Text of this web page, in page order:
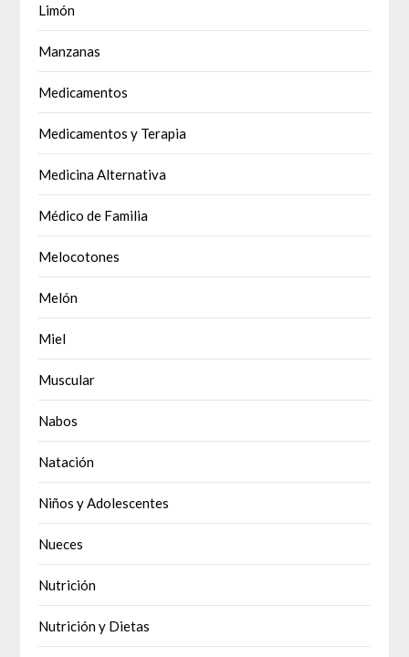
Limón
Manzanas
Medicamentos
Medicamentos y Terapia
Medicina Alternativa
Médico de Familia
Melocotones
Melón
Miel
Muscular
Nabos
Natación
Niños y Adolescentes
Nueces
Nutrición
Nutrición y Dietas